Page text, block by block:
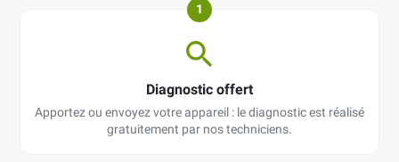
1
Diagnostic offert
Apportez ou envoyez votre appareil : le diagnostic est réalisé
gratuitement par nos techniciens.